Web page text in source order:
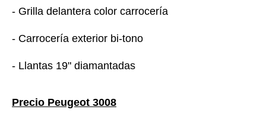
- Grilla delantera color carrocería
- Carrocería exterior bi-tono
- Llantas 19" diamantadas
Precio Peugeot 3008